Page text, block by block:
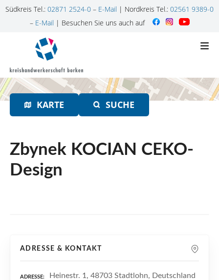
Südkreis Tel.: 02871 2524-0 – E-Mail | Nordkreis Tel.: 02561 9389-0
– E-Mail | Besuchen Sie uns auch auf
n
h
KARTE SUCHE
Zbynek KOCIAN CEKO-
Design
ADRESSE & KONTAKT
ADRESSE Heinestr. 1, 48703 Stadtlohn, Deutschland